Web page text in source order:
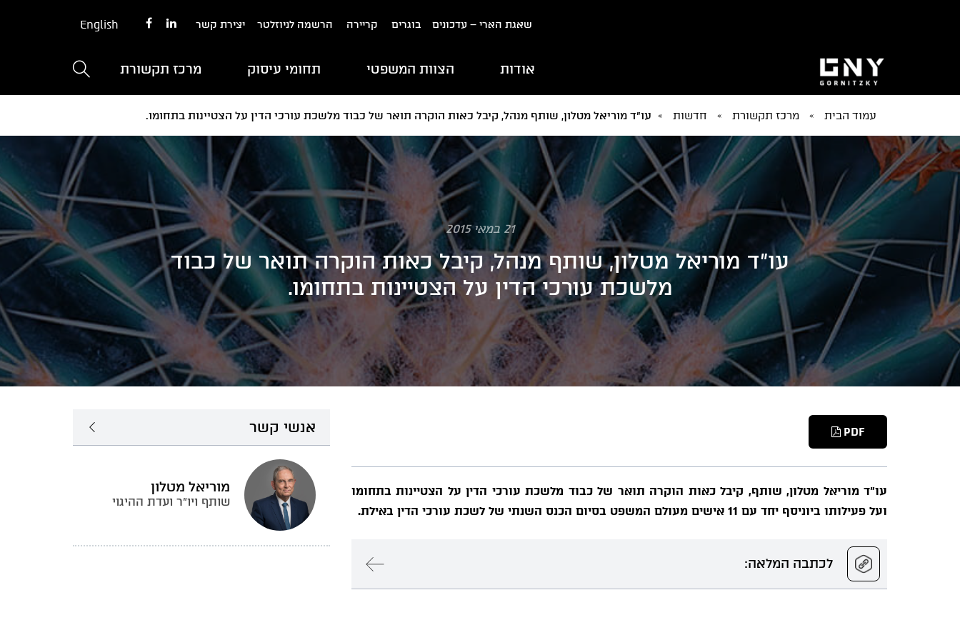
שאגת הארי – עדכונים בוגרים קריירה הרשמה לניוזלטר יצירת קשר English
אודות הצוות המשפטי תחומי עיסוק מרכז תקשורת
עמוד הבית » מרכז תקשורת » חדשות » עו"ד מוריאל מטלון, שותף מנהל, קיבל כאות הוקרה תואר של כבוד מלשכת עורכי הדין על הצטיינות בתחומו.
21 במאי 2015
עו"ד מוריאל מטלון, שותף מנהל, קיבל כאות הוקרה תואר של כבוד
מלשכת עורכי הדין על הצטיינות בתחומו.
PDF
עו"ד מוריאל מטלון, שותף, קיבל כאות הוקרה תואר של כבוד מלשכת עורכי הדין על הצטיינות בתחומו
ועל פעילותו ביוניסף יחד עם 11 אישים מעולם המשפט בסיום הכנס השנתי של לשכת עורכי הדין באילת.
לכתבה המלאה:
אנשי קשר
מוריאל מטלון
שותף ויו"ר ועדת ההיגוי